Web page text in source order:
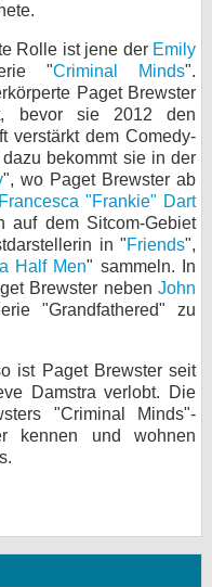
Rolle ist jene der Emily
"Criminal Minds".
Paget Brewster
bevor sie 2012 den
verstärkt dem Comedy-
bekommt sie in der
", wo Paget Brewster ab
Francesca "Frankie" Dart
auf dem Sitcom-Gebiet
in "Friends",
Half Men" sammeln. In
Brewster neben John
"Grandfathered" zu
ist Paget Brewster seit
Damstra verlobt. Die
"Criminal Minds"-
kennen und wohnen
Einstellungen
Ansicht